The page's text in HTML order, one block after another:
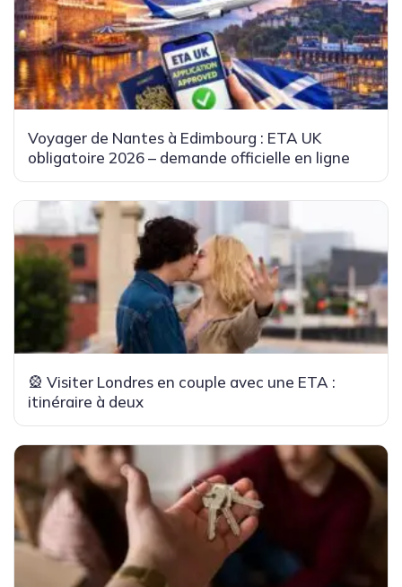
Voyager de Nantes à Edimbourg : ETA UK
obligatoire 2026 – demande officielle en ligne
🎡 Visiter Londres en couple avec une ETA :
itinéraire à deux